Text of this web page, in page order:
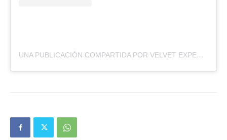
UNA PUBLICACIÓN COMPARTIDA POR VELVET EXPERIENCE (@VELVETASU)